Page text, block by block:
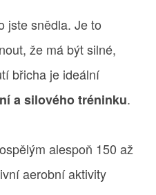
jste snědla. Je to
že má být silné,
břicha je ideální
a silového tréninku.
alespoň 150 až
aerobní aktivity